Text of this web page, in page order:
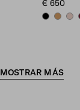
€ 650
BLACK
MOSTRAR MÁS